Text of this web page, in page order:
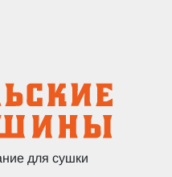
для сушки